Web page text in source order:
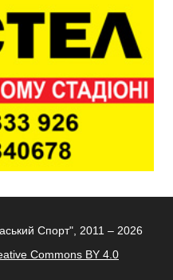
Спорт", 2011 – 2026
Commons BY 4.0